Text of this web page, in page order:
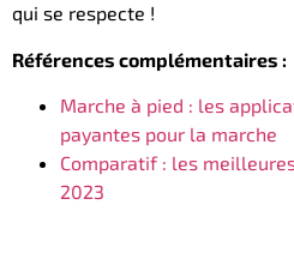
qui se respecte !
Références complémentaires :
Marche à pied : les
payantes pour la marche
Comparatif : les
2023